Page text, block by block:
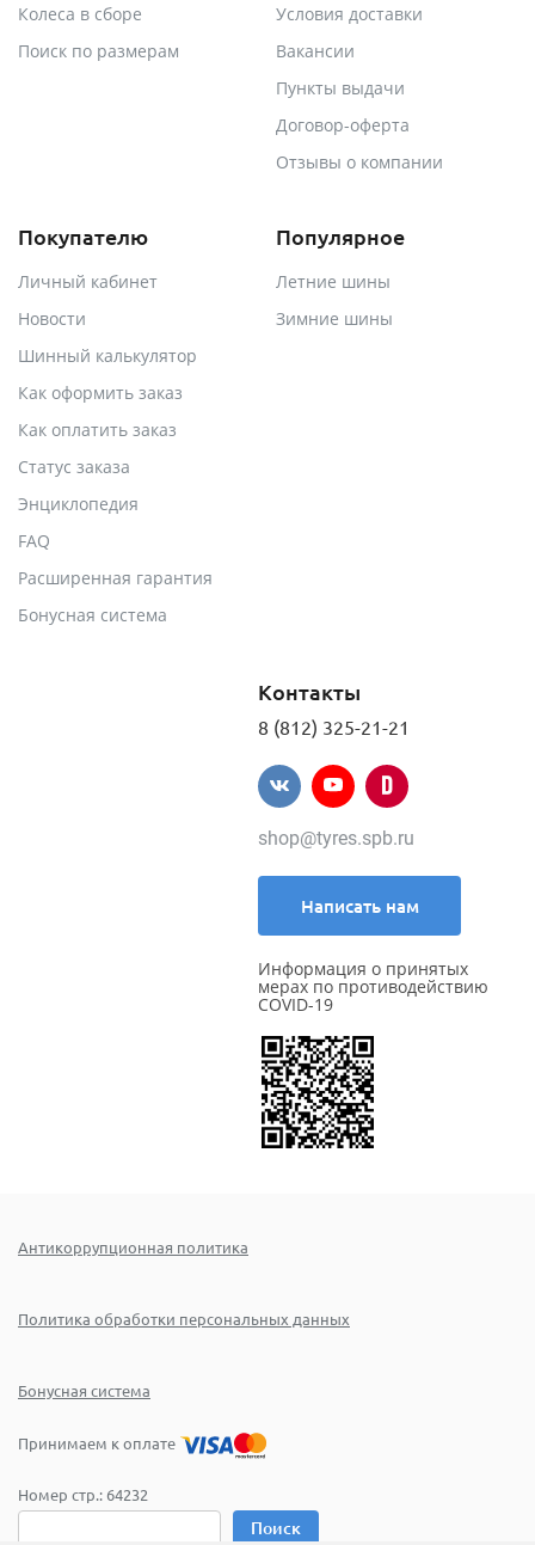
Колеса в сборе
Поиск по размерам
Условия доставки
Вакансии
Пункты выдачи
Договор-оферта
Отзывы о компании
Покупателю
Личный кабинет
Новости
Шинный калькулятор
Как оформить заказ
Как оплатить заказ
Статус заказа
Энциклопедия
FAQ
Расширенная гарантия
Бонусная система
Популярное
Летние шины
Зимние шины
Контакты
8 (812) 325-21-21
shop@tyres.spb.ru
Написать нам
Информация о принятых
мерах по противодействию
COVID-19
Антикоррупционная политика
Политика обработки персональных данных
Бонусная система
Принимаем к оплате
Номер стр.: 64232
Поиск